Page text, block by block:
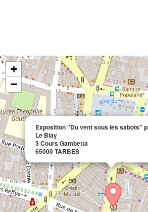
Exposition "Du vent sous les sabots"
Le Blay
3 Cours Gambetta
65000 TARBES
+
−